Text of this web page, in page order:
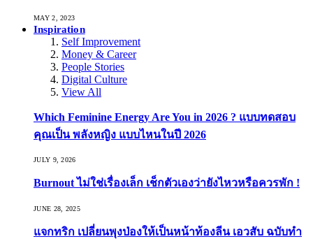
MAY 2, 2023
Inspiration
Self Improvement
Money & Career
People Stories
Digital Culture
View All
Which Feminine Energy Are You in 2026 ? แบบทดสอบ
คุณเป็น พลังหญิง แบบไหนในปี 2026
JULY 9, 2026
Burnout ไม่ใช่เรื่องเล็ก เช็กตัวเองว่ายังไหวหรือควรพัก !
JUNE 28, 2025
แจกทริก เปลี่ยนพุงป่องให้เป็นหน้าท้องลีน เอวสับ ฉบับทำ